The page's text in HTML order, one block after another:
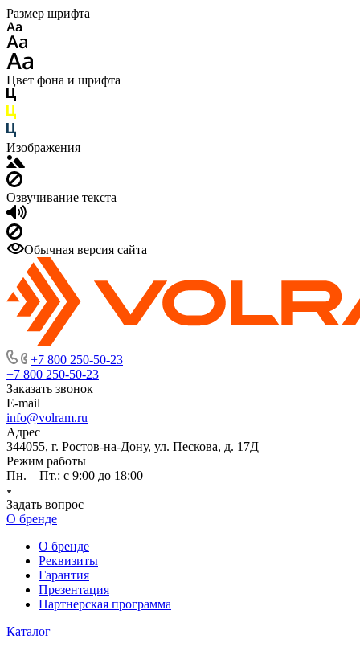
Размер шрифта
Цвет фона и шрифта
Изображения
Озвучивание текста
Обычная версия сайта
+7 800 250-50-23
+7 800 250-50-23
Заказать звонок
E-mail
info@volram.ru
Адрес
344055, г. Ростов-на-Дону, ул. Пескова, д. 17Д
Режим работы
Пн. – Пт.: с 9:00 до 18:00
Задать вопрос
О бренде
О бренде
Реквизиты
Гарантия
Презентация
Партнерская программа
Каталог